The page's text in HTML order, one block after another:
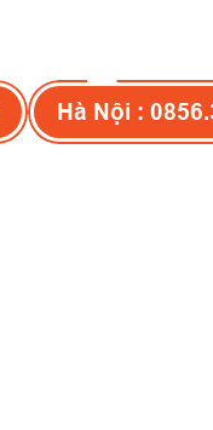
Hà Nội :